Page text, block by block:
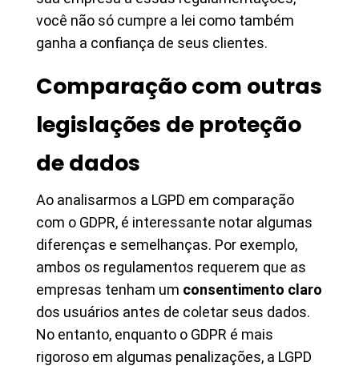
você não só cumpre a lei como também
ganha a confiança de seus clientes.
Comparação com outras
legislações de proteção
de dados
Ao analisarmos a LGPD em comparação
com o GDPR, é interessante notar algumas
diferenças e semelhanças. Por exemplo,
ambos os regulamentos requerem que as
empresas tenham um consentimento claro
dos usuários antes de coletar seus dados.
No entanto, enquanto o GDPR é mais
rigoroso em algumas penalizações, a LGPD